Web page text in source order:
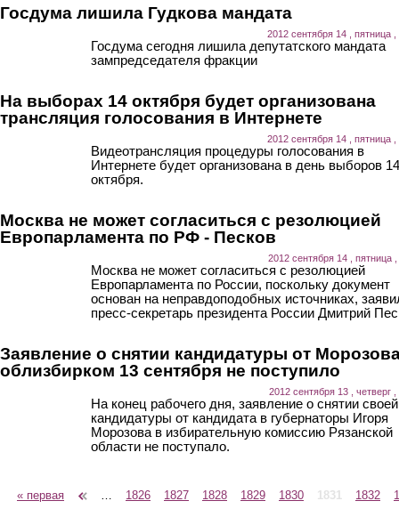
Госдума лишила Гудкова мандата
2012 сентября 14 , пятница ,
Госдума сегодня лишила депутатского мандата
зампредседателя фракции
На выборах 14 октября будет организована
трансляция голосования в Интернете
2012 сентября 14 , пятница ,
Видеотрансляция процедуры голосования в
Интернете будет организована в день выборов 14
октября.
Москва не может согласиться с резолюцией
Европарламента по РФ - Песков
2012 сентября 14 , пятница ,
Москва не может согласиться с резолюцией
Европарламента по России, поскольку документ
основан на неправдоподобных источниках,
пресс-секретарь президента России Дмитрий
Заявление о снятии кандидатуры от
облизбирком 13 сентября не поступило
2012 сентября 13 , четверг ,
На конец рабочего дня, заявление о снятии своей
кандидатуры от кандидата в губернаторы Игоря
Морозова в избирательную комиссию Рязанской
области не поступало.
Страницы
« первая 1826 1827 1828 1829 1830 1831 1832